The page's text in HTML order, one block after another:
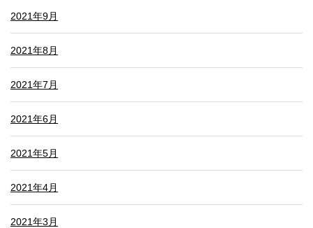
2021年9月
2021年8月
2021年7月
2021年6月
2021年5月
2021年4月
2021年3月